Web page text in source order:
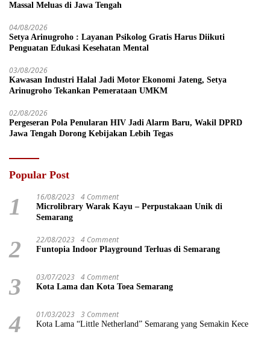
Massal Meluas di Jawa Tengah
04/08/2026
Setya Arinugroho : Layanan Psikolog Gratis Harus Diikuti
Penguatan Edukasi Kesehatan Mental
03/08/2026
Kawasan Industri Halal Jadi Motor Ekonomi Jateng, Setya
Arinugroho Tekankan Pemerataan UMKM
02/08/2026
Pergeseran Pola Penularan HIV Jadi Alarm Baru, Wakil DPRD
Jawa Tengah Dorong Kebijakan Lebih Tegas
Popular Post
1 16/08/2023 4 Comment
Microlibrary Warak Kayu – Perpustakaan Unik di
Semarang
2 22/08/2023 4 Comment
Funtopia Indoor Playground Terluas di Semarang
3 03/07/2023 4 Comment
Kota Lama dan Kota Toea Semarang
4 01/03/2023 3 Comment
Kota Lama “Little Netherland” Semarang yang Semakin Kece